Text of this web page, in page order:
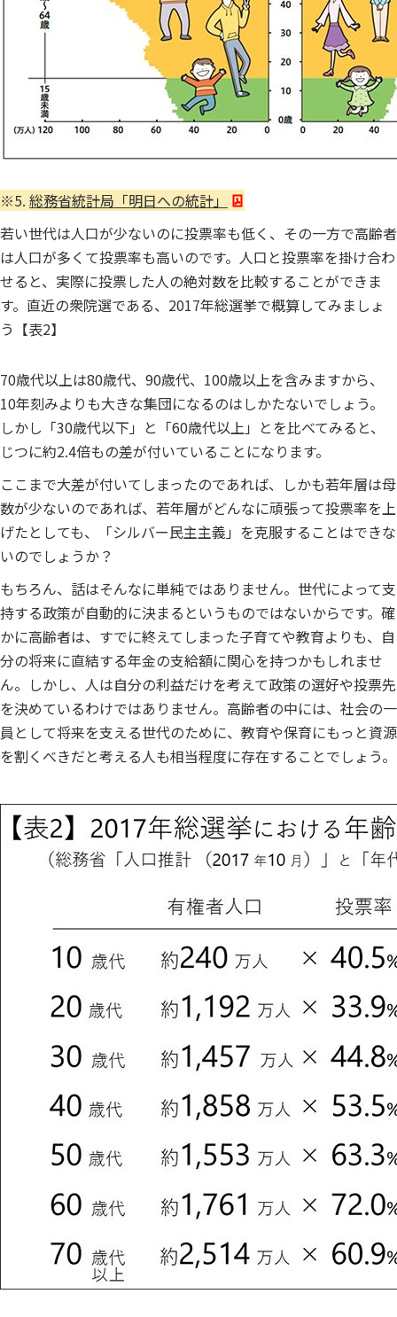
※5. 総務省統計局「明日への統計」
若い世代は人口が少ないのに投票率も低く、その一方で高齢者
は人口が多くて投票率も高いのです。人口と投票率を掛け合わ
せると、実際に投票した人の絶対数を比較することができま
す。直近の衆院選である、2017年総選挙で概算してみましょ
う【表2】
70歳代以上は80歳代、90歳代、100歳以上を含みますから、
10年刻みよりも大きな集団になるのはしかたないでしょう。
しかし「30歳代以下」と「60歳代以上」とを比べてみると、
じつに約2.4倍もの差が付いていることになります。
ここまで大差が付いてしまったのであれば、しかも若年層は母
数が少ないのであれば、若年層がどんなに頑張って投票率を上
げたとしても、「シルバー民主主義」を克服することはできな
いのでしょうか？
もちろん、話はそんなに単純ではありません。世代によって支
持する政策が自動的に決まるというものではないからです。確
かに高齢者は、すでに終えてしまった子育てや教育よりも、自
分の将来に直結する年金の支給額に関心を持つかもしれませ
ん。しかし、人は自分の利益だけを考えて政策の選好や投票先
を決めているわけではありません。高齢者の中には、社会の一
員として将来を支える世代のために、教育や保育にもっと資源
を割くべきだと考える人も相当程度に存在することでしょう。